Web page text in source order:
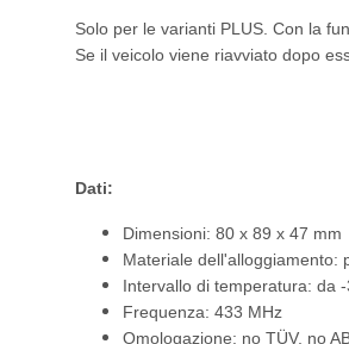
Solo per le varianti PLUS. Con la
Se il veicolo viene riavviato dopo
Dati:
Dimensioni: 80 x 89 x 47 mm
Materiale dell'alloggiamento:
Intervallo di temperatura: da -
Frequenza: 433 MHz
Omologazione: no TÜV, no